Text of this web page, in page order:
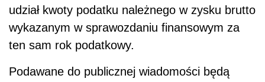
udział kwoty podatku należnego w zysku brutto
wykazanym w sprawozdaniu finansowym za
ten sam rok podatkowy.
Podawane do publicznej wiadomości będą